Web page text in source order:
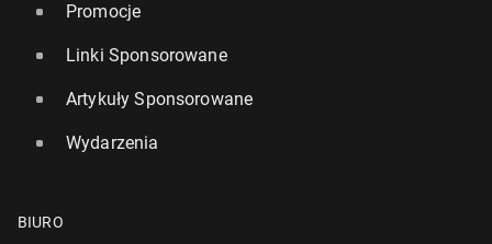
Promocje
Linki Sponsorowane
Artykuły Sponsorowane
Wydarzenia
BIURO